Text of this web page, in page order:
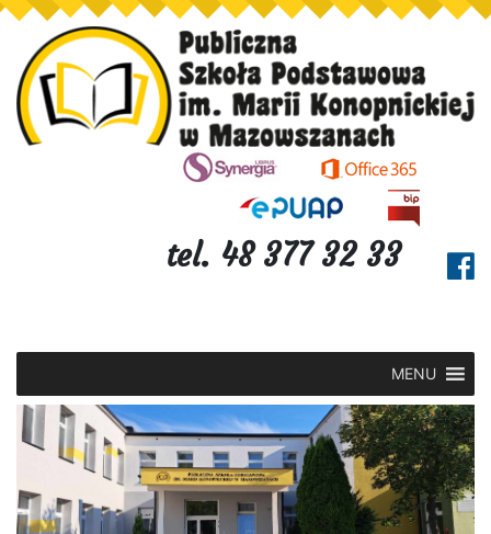
tel. 48 377 32 33
MENU